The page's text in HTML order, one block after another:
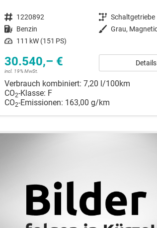
Fahrzeugnummer 1220892 Getriebe Schaltgetriebe
Kraftstoff Benzin Außenfarbe
Leistung 111 kW (151 PS)
30.540,– €
incl. 19% MwSt.
Details
Verbrauch kombiniert: 7,20 l/100km
CO2-Klasse: F
CO2-Emissionen: 163,00 g/km